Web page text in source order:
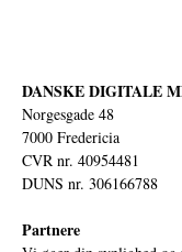
DANSKE DIGITALE
Norgesgade 48
7000 Fredericia
CVR nr. 40954481
DUNS nr. 306166788
Partnere